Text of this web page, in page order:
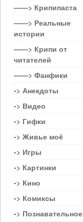
——> Крипипаста
——> Реальные
истории
——> Крипи от
читателей
——> Фанфики
-> Анекдоты
-> Видео
-> Гифки
-> Живье моё
-> Игры
-> Картинки
-> Кино
-> Комиксы
-> Познавательное